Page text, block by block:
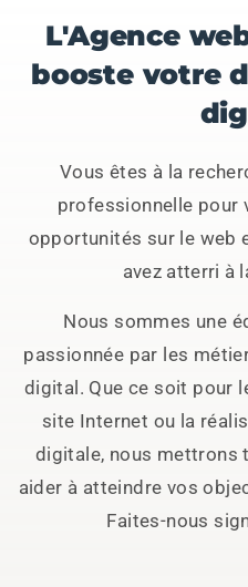
L'Agence
booste votre
Vous êtes à la
professionnelle pour
opportunités sur le web
avez atterri à
Nous sommes une
passionnée par les
digital. Que ce soit pour
site Internet ou la
digitale, nous mettrons
aider à atteindre vos
Faites-nous